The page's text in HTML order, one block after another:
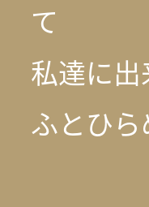
て
私達に
ふとひ